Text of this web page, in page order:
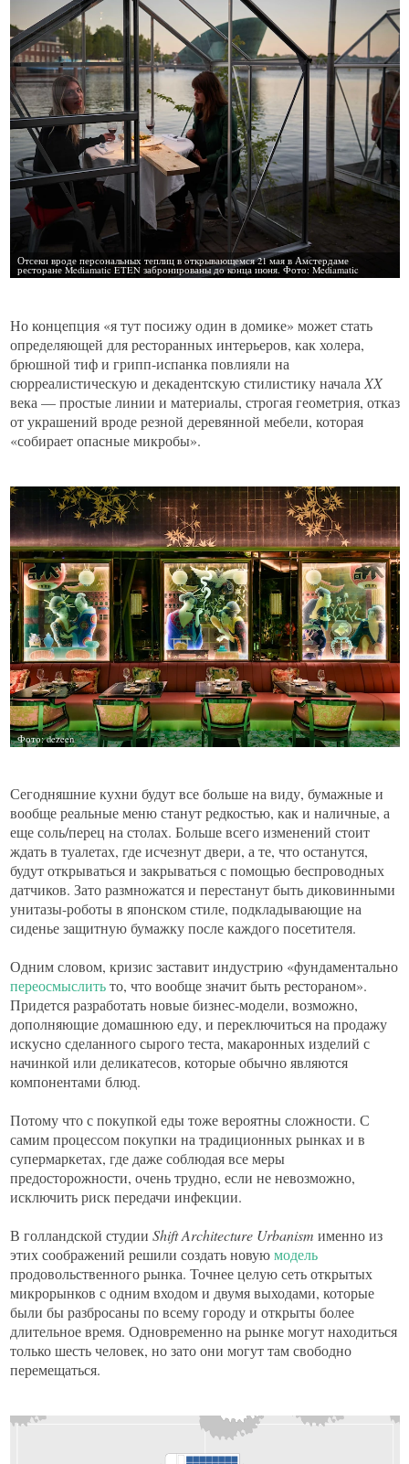
Но концепция «я тут посижу один в домике» может стать
определяющей для ресторанных интерьеров, как холера,
брюшной тиф и грипп-испанка повлияли на
сюрреалистическую и декадентскую стилистику начала XX
века — простые линии и материалы, строгая геометрия, отказ
от украшений вроде резной деревянной мебели, которая
«собирает опасные микробы».
Сегодняшние кухни будут все больше на виду, бумажные и
вообще реальные меню станут редкостью, как и наличные, а
еще соль/перец на столах. Больше всего изменений стоит
ждать в туалетах, где исчезнут двери, а те, что останутся,
будут открываться и закрываться с помощью беспроводных
датчиков. Зато размножатся и перестанут быть диковинными
унитазы-роботы в японском стиле, подкладывающие на
сиденье защитную бумажку после каждого посетителя.
Одним словом, кризис заставит индустрию «фундаментально
переосмыслитьто, что вообще значит быть рестораном».
Придется разработать новые бизнес-модели, возможно,
дополняющие домашнюю еду, и переключиться на продажу
искусно сделанного сырого теста, макаронных изделий с
начинкой или деликатесов, которые обычно являются
компонентами блюд.
Потому что с покупкой еды тоже вероятны сложности. С
самим процессом покупки на традиционных рынках и в
супермаркетах, где даже соблюдая все меры
предосторожности, очень трудно, если не невозможно,
исключить риск передачи инфекции.
В голландской студии Shift Architecture Urbanism именно из
этих соображений решили создать новуюмодель
продовольственного рынка. Точнее целую сеть открытых
микрорынков с одним входом и двумя выходами, которые
были бы разбросаны по всему городу и открыты более
длительное время. Одновременно на рынке могут находиться
только шесть человек, но зато они могут там свободно
перемещаться.